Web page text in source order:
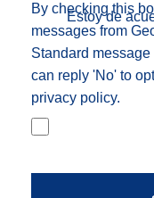
By checking this
messages from
Standard
can reply 'No' to
privacy policy.
Estoy de